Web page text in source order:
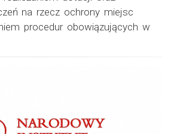
na rzecz ochrony miejsc
procedur obowiązujących w